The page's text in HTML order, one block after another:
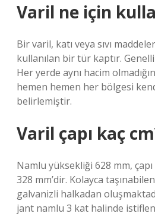
Varil ne için
Bir varil, katı veya sıvı
kullanılan bir tür kaptır.
Her yerde aynı hacim
hemen hemen her bölgesi
belirlemiştir.
Varil çapı kaç
Namlu yüksekliği 628 mm, çapı
328 mm’dir. Kolayca
galvanizli halkadan
jant namlu 3 kat halinde